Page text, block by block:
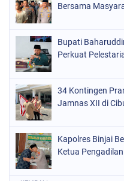
Bersama
Bupati
Perkuat
34 Kontingen
Jamnas XII di
Kapolres Binjai
Ketua